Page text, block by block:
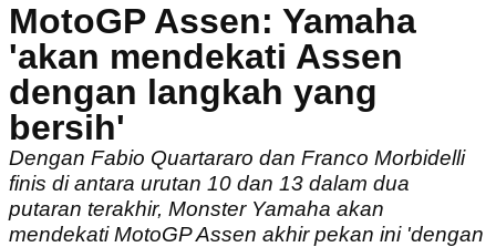
MotoGP Assen: Yamaha
'akan mendekati Assen
dengan langkah yang
bersih'
Dengan Fabio Quartararo dan Franco Morbidelli
finis di antara urutan 10 dan 13 dalam dua
putaran terakhir, Monster Yamaha akan
mendekati MotoGP Assen akhir pekan ini 'dengan